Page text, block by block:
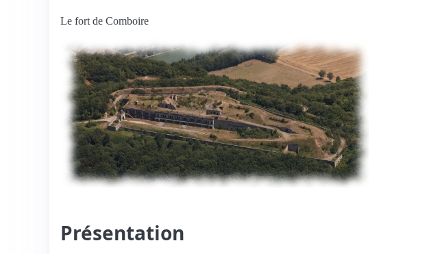
Le fort de Comboire
Présentation